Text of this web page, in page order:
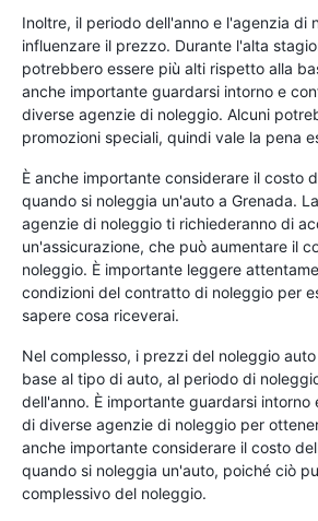
Inoltre, il periodo dell'anno e l'agenzia di
influenzare il prezzo. Durante l'alta
potrebbero essere più alti rispetto alla
anche importante guardarsi intorno e
diverse agenzie di noleggio. Alcuni
promozioni speciali, quindi vale la pena
È anche importante considerare il costo
quando si noleggia un'auto a Grenada.
agenzie di noleggio ti richiederanno di
un'assicurazione, che può aumentare il
noleggio. È importante leggere
condizioni del contratto di noleggio per
sapere cosa riceverai.
Nel complesso, i prezzi del noleggio
base al tipo di auto, al periodo di
dell'anno. È importante guardarsi
di diverse agenzie di noleggio per
anche importante considerare il costo
quando si noleggia un'auto, poiché ciò
complessivo del noleggio.